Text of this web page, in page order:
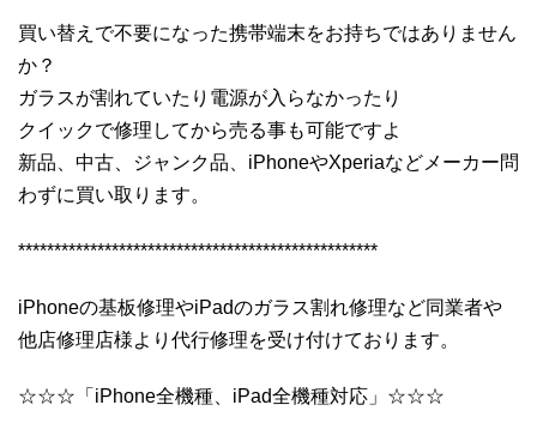
買い替えで不要になった携帯端末をお持ちではありません
か？
ガラスが割れていたり電源が入らなかったり
クイックで修理してから売る事も可能ですよ
新品、中古、ジャンク品、iPhoneやXperiaなどメーカー問
わずに買い取ります。
**************************************************
iPhoneの基板修理やiPadのガラス割れ修理など同業者や
他店修理店様より代行修理を受け付けております。
☆☆☆「iPhone全機種、iPad全機種対応」☆☆☆